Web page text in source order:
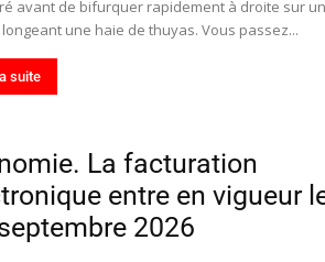
avant de bifurquer rapidement à droite sur un
une haie de thuyas. Vous passez...
suite
La facturation
entre en vigueur
2026